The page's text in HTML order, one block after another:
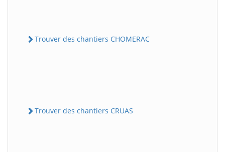
Trouver des chantiers CHOMERAC
Trouver des chantiers CRUAS